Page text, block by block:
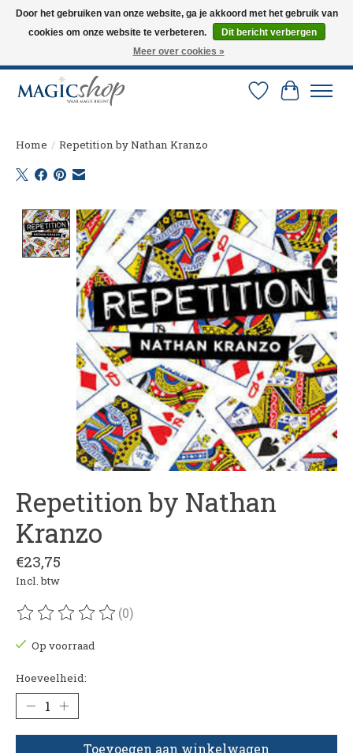
Altijd de nieuwste trucs op voorraad. Snelle verzending via PostNL en DHL.
Langskomen in onze winkel? Bel of mail om een afspraak te maken. 0251-
Verlanglijst
Home / Repetition by Nathan Kranzo
Product image slideshow Items
Repetition by Nathan
Kranzo
€23,75
Incl. btw
De beoordeling van dit product is
(0)
Op voorraad
Hoeveelheid:
Toevoegen aan winkelwagen
Door het gebruiken van onze website, ga je akkoord met het gebruik van
cookies om onze website te verbeteren.
Dit bericht verbergen
Meer over cookies »